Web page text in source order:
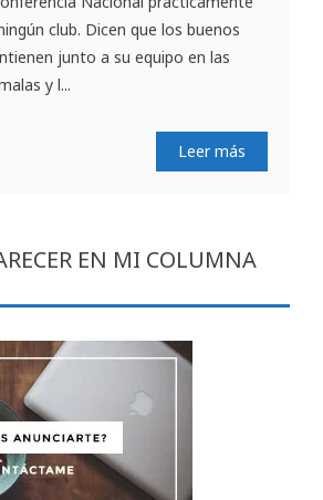
club. Dicen que los buenos
junto a su equipo en las
y l...
Leer más
EN MI COLUMNA